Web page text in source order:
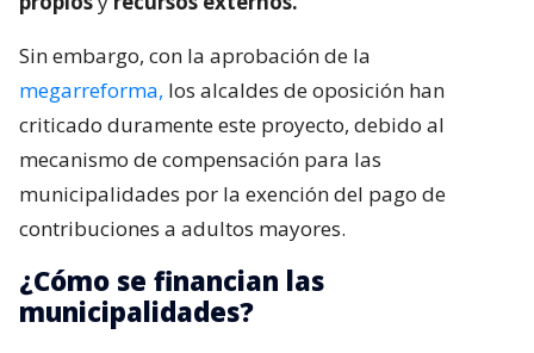
Sin embargo, con la aprobación de la
megarreforma, los alcaldes de oposición han
criticado duramente este proyecto, debido al
mecanismo de compensación para las
municipalidades por la exención del pago de
contribuciones a adultos mayores.
¿Cómo se financian las
municipalidades?